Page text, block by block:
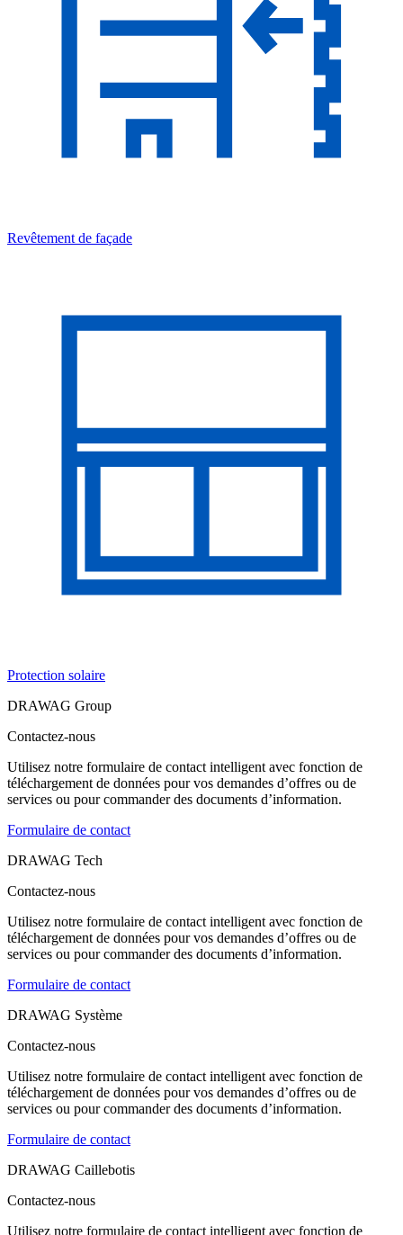
Revêtement de façade
Protection solaire
DRAWAG Group
Contactez-nous
Utilisez notre formulaire de contact intelligent avec fonction de
téléchargement de données pour vos demandes d’offres ou de
services ou pour commander des documents d’information.
Formulaire de contact
DRAWAG Tech
Contactez-nous
Utilisez notre formulaire de contact intelligent avec fonction de
téléchargement de données pour vos demandes d’offres ou de
services ou pour commander des documents d’information.
Formulaire de contact
DRAWAG Système
Contactez-nous
Utilisez notre formulaire de contact intelligent avec fonction de
téléchargement de données pour vos demandes d’offres ou de
services ou pour commander des documents d’information.
Formulaire de contact
DRAWAG Caillebotis
Contactez-nous
Utilisez notre formulaire de contact intelligent avec fonction de